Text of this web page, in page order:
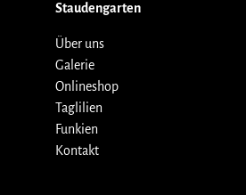
Staudengarten
Über uns
Galerie
Onlineshop
Taglilien
Funkien
Kontakt